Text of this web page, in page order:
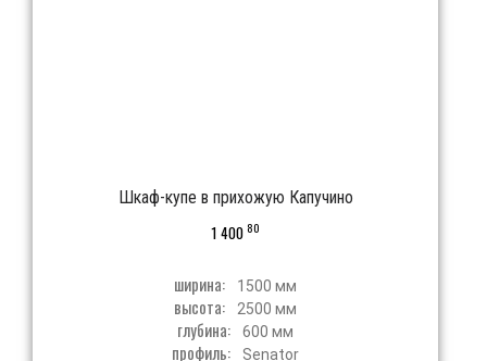
Шкаф-купе в прихожую Капучино
1 40080
ширина: 1500 мм
высота: 2500 мм
глубина: 600 мм
профиль: Senator